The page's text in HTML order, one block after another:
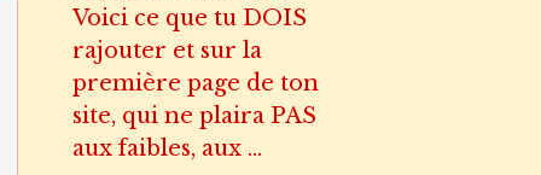
Voici ce que tu DOIS
rajouter et sur la
première page de ton
site, qui ne plaira PAS
aux faibles, aux ...